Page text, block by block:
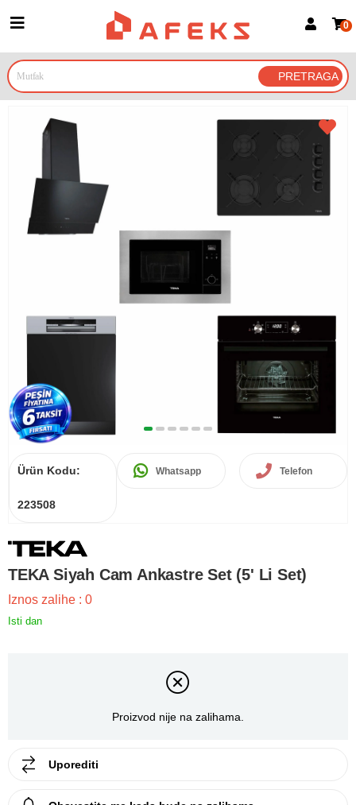
Prijava za članove
Prijavite se Google nalogom
0
Ürün Kodu:
223508
Whatsapp Telefon
TEKA Siyah Cam Ankastre Set (5' Li Set)
Iznos zalihe : 0
Isti dan
Proizvod nije na zalihama.
Uporediti